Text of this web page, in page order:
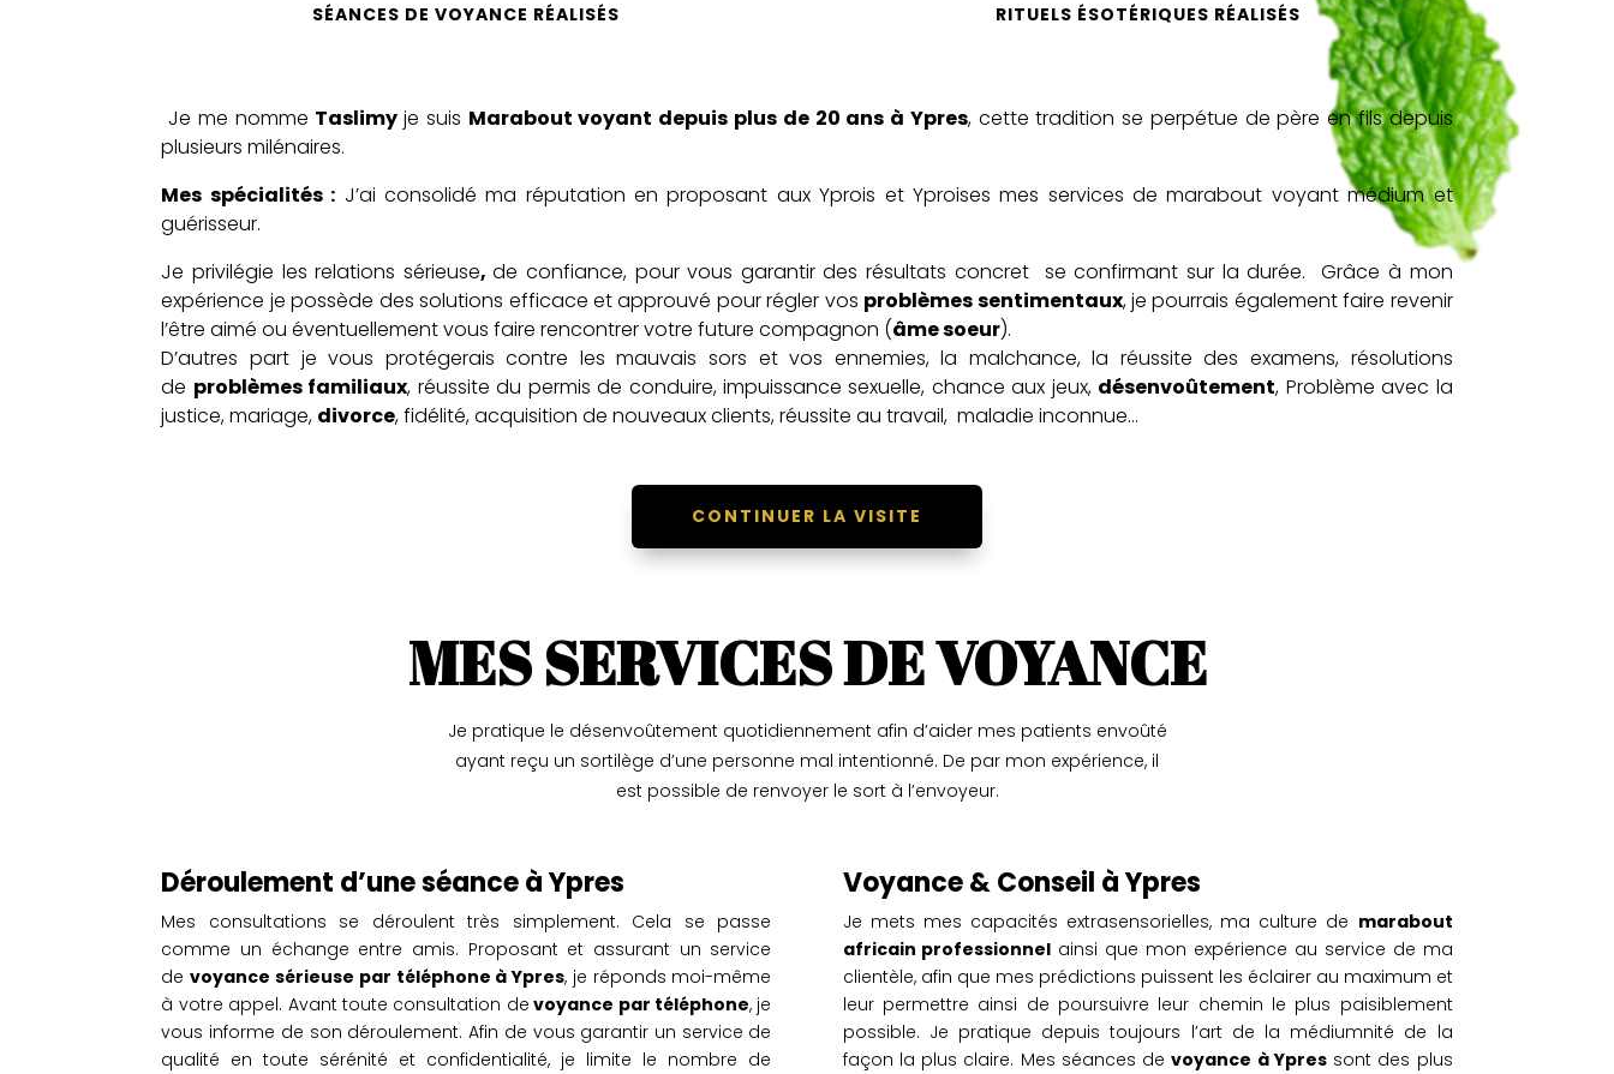
SÉANCES DE VOYANCE RÉALISÉS RITUELS ÉSOTÉRIQUES RÉALISÉS
Je me nomme Taslimy je suis Marabout voyant depuis plus de 20 ans à Ypres, cette tradition se perpétue de père en fils depuis
plusieurs milénaires.
Mes spécialités : J’ai consolidé ma réputation en proposant aux Yprois et Yproises mes services de marabout voyant médium et
guérisseur.
Je privilégie les relations sérieuse,de confiance, pour vous garantir des résultats concret se confirmant sur la durée. Grâce à mon
expérience je possède des solutions efficace et approuvé pour régler vos problèmes sentimentaux, je pourrais également faire revenir
l’être aimé ou éventuellement vous faire rencontrer votre future compagnon (âme soeur).
D’autres part je vous protégerais contre les mauvais sors et vos ennemies, la malchance, la réussite des examens, résolutions
de problèmes familiaux, réussite du permis de conduire, impuissance sexuelle, chance aux jeux, désenvoûtement, Problème avec la
justice, mariage, divorce, fidélité, acquisition de nouveaux clients, réussite au travail, maladie inconnue…
CONTINUER LA VISITE
MES SERVICES DE VOYANCE
Je pratique le désenvoûtement quotidiennement afin d’aider mes patients envoûté
ayant reçu un sortilège d’une personne mal intentionné. De par mon expérience, il
est possible de renvoyer le sort à l’envoyeur.
Déroulement d’une séance à Ypres
Mes consultations se déroulent très simplement. Cela se passe
comme un échange entre amis. Proposant et assurant un service
devoyance sérieuse par téléphone à Ypres, je réponds moi-même
à votre appel. Avant toute consultation de voyance par téléphone, je
vous informe de son déroulement. Afin de vous garantir un service de
qualité en toute sérénité et confidentialité, je limite le nombre de
Voyance & Conseil à Ypres
Je mets mes capacités extrasensorielles, ma culture de marabout
africain professionnel ainsi que mon expérience au service de ma
clientèle, afin que mes prédictions puissent les éclairer au maximum et
leur permettre ainsi de poursuivre leur chemin le plus paisiblement
possible. Je pratique depuis toujours l’art de la médiumnité de la
façon la plus claire. Mes séances devoyance à Ypressont des plus